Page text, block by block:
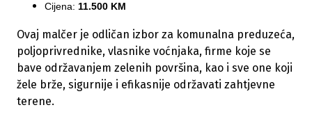
Cijena: 11.500 KM
Ovaj malčer je odličan izbor za komunalna preduzeća,
poljoprivrednike, vlasnike voćnjaka, firme koje se
bave održavanjem zelenih površina, kao i sve one koji
žele brže, sigurnije i efikasnije održavati zahtjevne
terene.